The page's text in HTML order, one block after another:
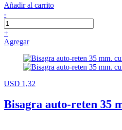
Añadir al carrito
-
+
Agregar
USD 1,32
Bisagra auto-reten 35